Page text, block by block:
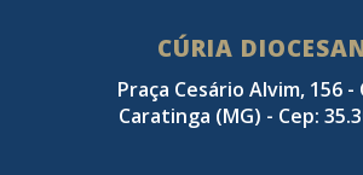
CÚRIA
Praça Cesário Alvim, 156
Caratinga (MG) - Cep: